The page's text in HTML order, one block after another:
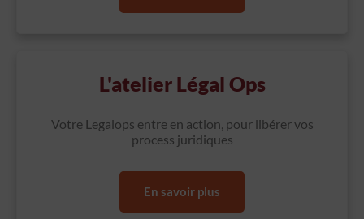
L'atelier Légal Ops
Votre Legalops entre en action, pour libérer vos
process juridiques
En savoir plus